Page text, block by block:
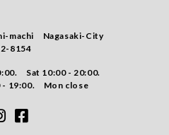
machi Nagasaki-City
8154
Sat 10:00 - 20:00.
- 19:00. Mon close